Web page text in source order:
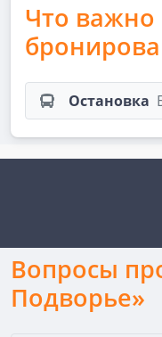
Что важно
Остановка
Вопросы
Подворье»